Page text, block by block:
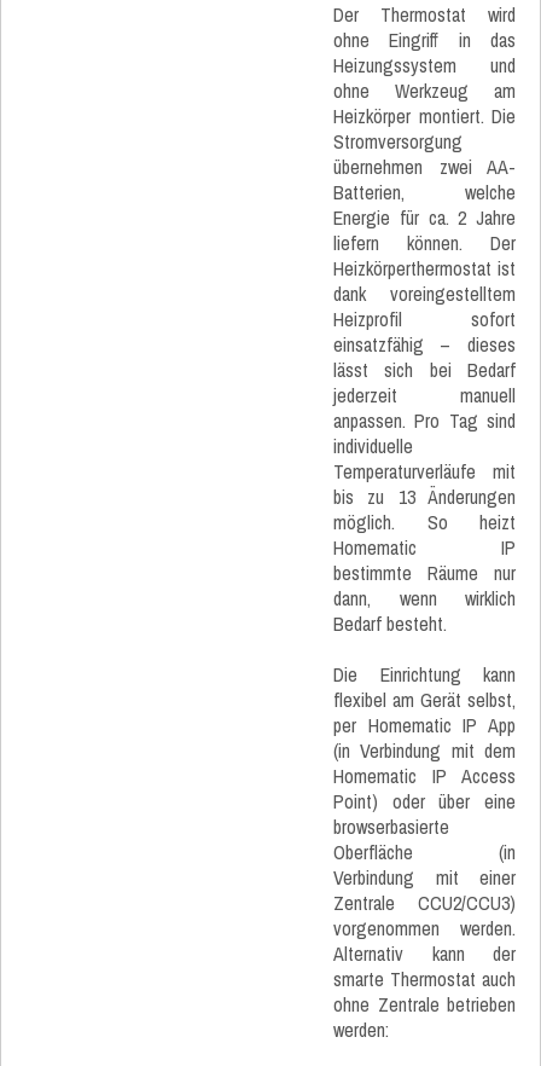
Der Thermostat wird
ohne Eingriff in das
Heizungssystem und
ohne Werkzeug am
Heizkörper montiert. Die
Stromversorgung
übernehmen zwei AA-
Batterien, welche
Energie für ca. 2 Jahre
liefern können. Der
Heizkörperthermostat ist
dank voreingestelltem
Heizprofil sofort
einsatzfähig – ­dieses
lässt sich bei Bedarf
jederzeit manuell
anpassen. Pro Tag sind
individuelle
Temperaturverläufe mit
bis zu 13 Änderungen
möglich. So heizt
Homematic IP
bestimmte Räume nur
dann, wenn wirklich
Bedarf besteht.
Die Einrichtung kann
flexibel am Gerät selbst,
per Homematic IP App
(in Verbindung mit dem
Homematic IP Access
Point) oder über eine
browserbasierte
Oberfläche (in
Verbindung mit einer
Zentrale CCU2/CCU3)
vorgenommen werden.
Alternativ kann der
smarte Thermostat auch
ohne Zentrale betrieben
werden: